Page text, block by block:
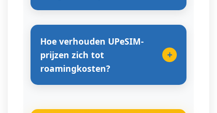
Hoe verhouden UPeSIM-
prijzen zich tot
roamingkosten?
+